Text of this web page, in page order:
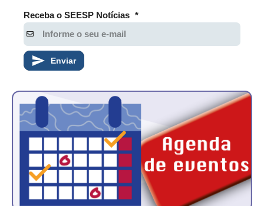
Receba o SEESP Notícias *
Enviar